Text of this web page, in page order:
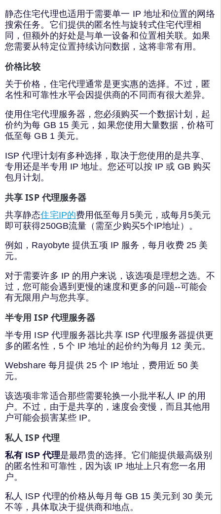
静态住宅代理也适用于需要单一 IP 地址和位置的网络
搜索任务。它们提供的匿名性与旋转式住宅代理相
同，但额外的好处是与单一设备和位置相关联。如果
您需要从特定位置持续访问数据，这将非常有用。
价格比较
关于价格，住宅代理通常是更实惠的选择。不过，匿
名性和可靠性水平会因提供商的不同而有很大差异。
使用住宅代理服务器，您必须购买一个数据计划，起
价约为每 GB 15 美元，如果您使用大量数据，价格可
低至每 GB 1 美元。
ISP 代理计划有多种选择，取决于您使用的是共享、
专用还是半专用 IP 地址。您还可以按 IP 或 GB 购买
包月计划。
共享 ISP 代理服务器
共享静态住宅IP的费用低至每月5美元，或每月5美元
即可获得250GB流量（需至少购买5个IP地址）。
例如，Rayobyte 提供五项 IP 服务，每月收费 25 美
元。
对于需要许多 IP 的用户来说，该选项是理想之选。不
过，您可能会遇到更慢的速度和更多的问题--可能会
有无限用户与您共享。
半专用 ISP 代理服务器
半专用 ISP 代理服务器比共享 ISP 代理服务器提供更
多的匿名性，5 个 IP 地址的起价约为每月 12 美元。
Webshare 每月提供 25 个 IP 地址，费用近 50 美
元。
该选项非常适合那些需要轮换一小批半私人 IP 的用
户。不过，由于是共享的，速度会变慢，而且其他用
户可能会损害某些 IP。
私人 ISP 代理
私有 ISP 代理是最昂贵的选择。它们能提供最高级别
的匿名性和可靠性，因为该 IP 地址上只有您一名用
户。
私人 ISP 代理的价格从每月每 GB 15 美元到 30 美元
不等，具体取决于提供商和地点。